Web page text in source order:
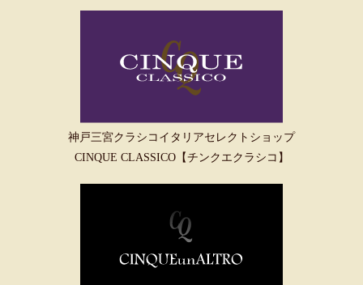
神戸三宮クラシコイタリアセレクトショップ
CINQUE CLASSICO【チンクエクラシコ】